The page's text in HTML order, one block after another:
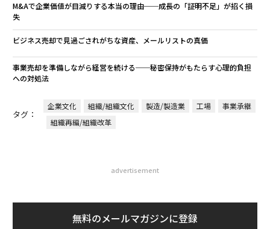
M&Aで企業価値が目減りする本当の理由──成長の「証明不足」が招く損
失
ビジネス売却で見過ごされがちな資産、メールリストの真価
事業売却を準備しながら経営を続ける──秘密保持がもたらす心理的負担
への対処法
タグ：
企業文化 組織/組織文化 製造/製造業 工場
事業承継
組織再編/組織改革
advertisement
無料のメールマガジンに登録